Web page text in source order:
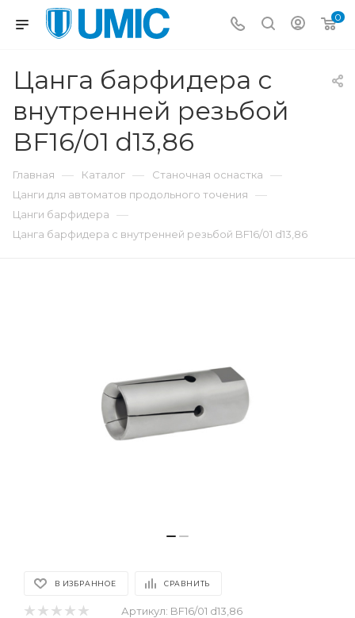
0
Цанга барфидера с
внутренней резьбой
BF16/01 d13,86
Главная — Каталог — Станочная оснастка —
Цанги для автоматов продольного точения —
Цанги барфидера —
Цанга барфидера с внутренней резьбой BF16/01 d13,86
В ИЗБРАННОЕ СРАВНИТЬ
Артикул: BF16/01 d13,86